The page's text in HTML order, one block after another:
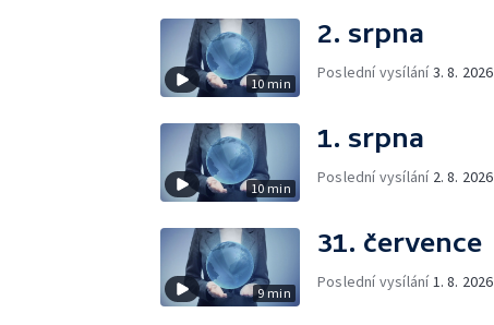
10 min
2. srpna
Poslední vysílání3. 8. 2026
10 min
1. srpna
Poslední vysílání 2. 8. 2026
9 min
31. července
Poslední vysílání 1. 8. 2026